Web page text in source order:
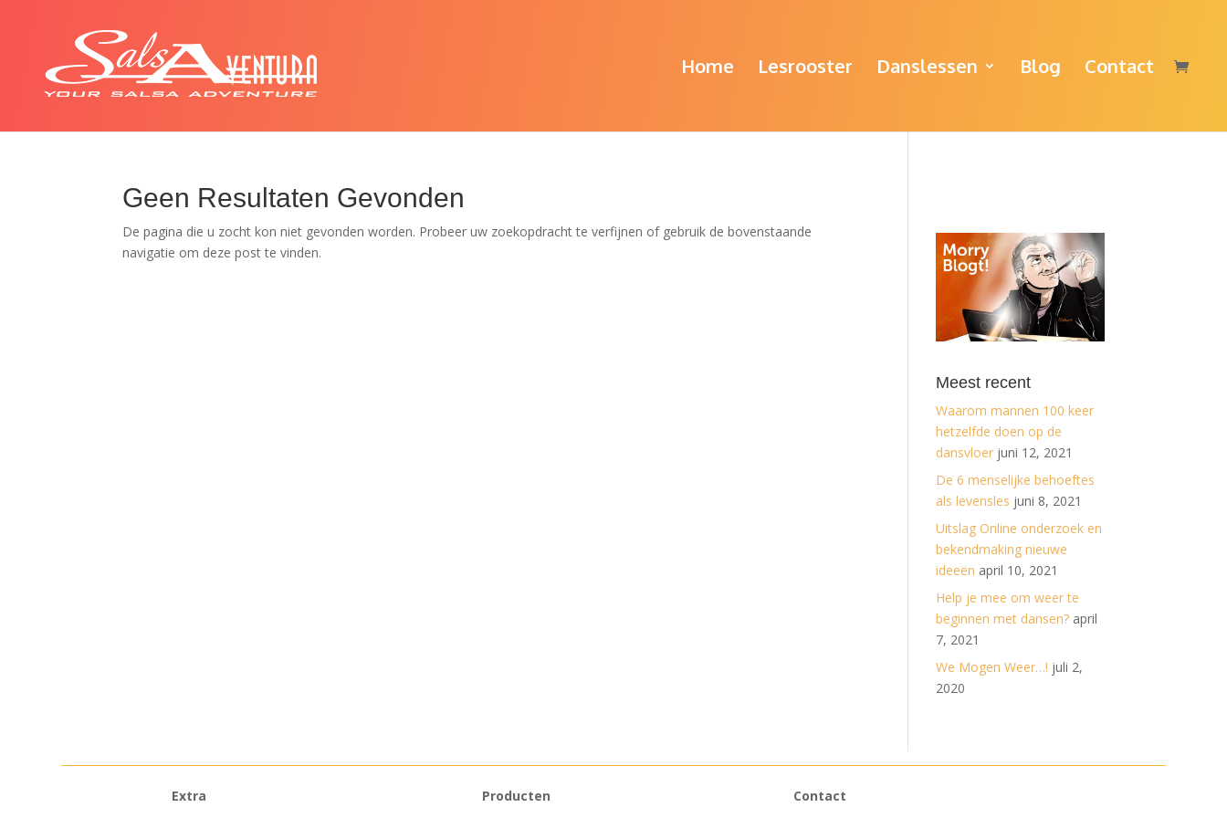
Home Lesrooster Danslessen Blog Contact
Geen Resultaten Gevonden
De pagina die u zocht kon niet gevonden worden. Probeer uw zoekopdracht te verfijnen of gebruik de bovenstaande
navigatie om deze post te vinden.
Meest recent
Waarom mannen 100 keer
hetzelfde doen op de
dansvloer juni 12, 2021
De 6 menselijke behoeftes
als levensles juni 8, 2021
Uitslag Online onderzoek en
bekendmaking nieuwe
ideeën april 10, 2021
Help je mee om weer te
beginnen met dansen? april
7, 2021
We Mogen Weer…! juli 2,
2020
Extra
Producten
Contact